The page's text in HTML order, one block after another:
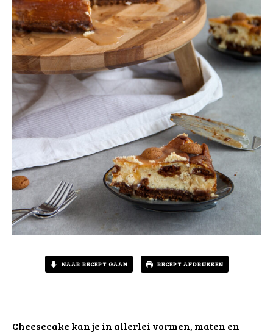
NAAR RECEPT GAAN RECEPT AFDRUKKEN
Cheesecake kan je in allerlei vormen, maten en